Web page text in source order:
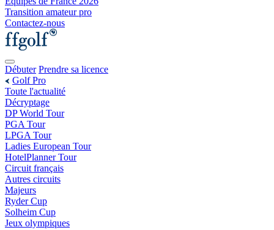
Transition amateur pro
Contactez-nous
Débuter Prendre sa licence
Golf Pro
Toute l'actualité
Décryptage
DP World Tour
PGA Tour
LPGA Tour
Ladies European Tour
HotelPlanner Tour
Circuit français
Autres circuits
Majeurs
Ryder Cup
Solheim Cup
Jeux olympiques